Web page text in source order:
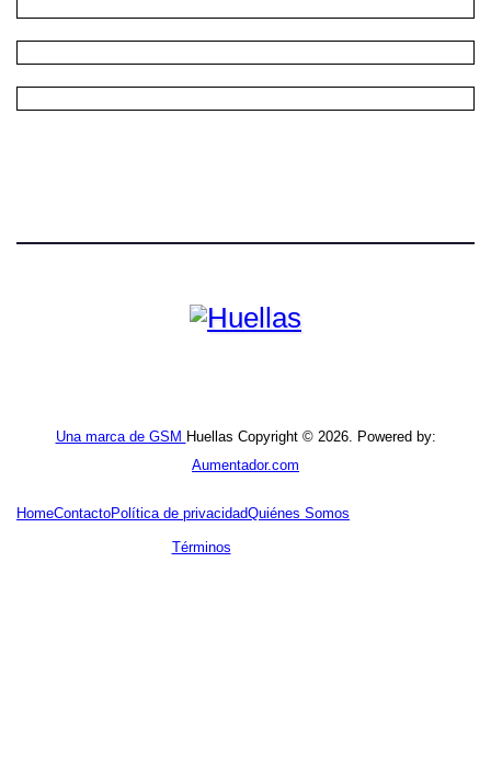
Una marca de GSM Huellas Copyright © 2026. Powered by:
Aumentador.com
HomeContactoPolítica de privacidad
Términos
Quiénes Somos